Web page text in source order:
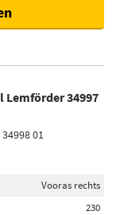
34997
01
Vooras rechts
230